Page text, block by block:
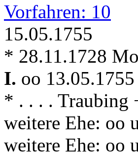
Vorfahren: 10
15.05.1755
* 28.11.1728
I. oo
* . . . . Traubing
weitere Ehe: oo
weitere Ehe: oo